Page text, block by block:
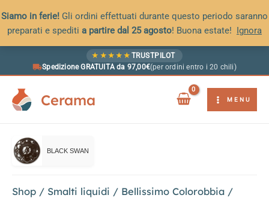
Siamo in ferie! Gli ordini effettuati durante questo periodo saranno
preparati e spediti a partire dal 25 agosto! Buona estate! Ignora
★ ★ ★ ★ ★ TRUSTPILOT
Spedizione GRATUITA da 97,00€(per ordini entro i 20 chili)
Cerama MENU
BLACK SWAN
Shop / Smalti liquidi / Bellissimo Colorobbia /